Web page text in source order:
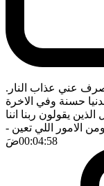
عني عذاب النار.
حسنة وفي الاخرة
يقولون ربنا اننا
ومن الامور اللي تعين -
00:04:58ضَ